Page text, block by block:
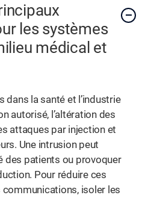
les systèmes
médical et
dans la santé et l’industrie
autorisé, l’altération des
attaques par injection et
Une intrusion peut
patients ou provoquer
Pour réduire ces
isoler les